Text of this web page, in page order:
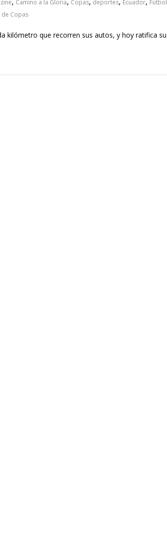
Camino a la Gloria Copas deportes Ecuador Fútbol
Copas
kilómetro que recorren sus autos, y hoy ratifica su